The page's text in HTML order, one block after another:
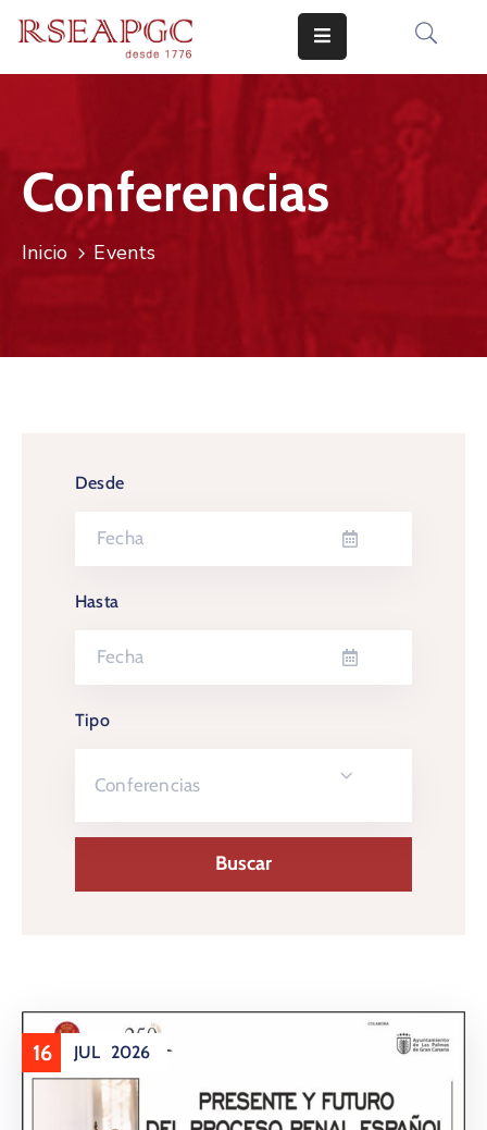
COMUNICADOS
CONOCERNOS
Conferencias
Inicio Events
Desde
Hasta
Tipo
Conferencias
16 JUL 2026